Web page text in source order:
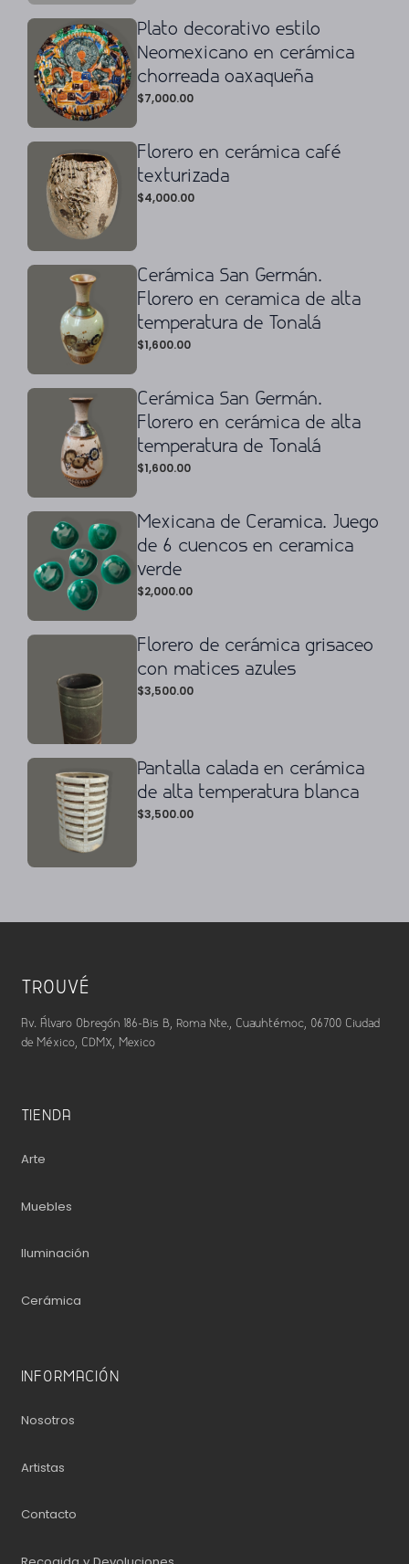
Plato decorativo estilo
Neomexicano en cerámica
chorreada oaxaqueña
$7,000.00
Florero en cerámica café
texturizada
$4,000.00
Cerámica San Germán.
Florero en ceramica de alta
temperatura de Tonalá
$1,600.00
Cerámica San Germán.
Florero en cerámica de alta
temperatura de Tonalá
$1,600.00
Mexicana de Ceramica. Juego
de 6 cuencos en ceramica
verde
$2,000.00
Florero de cerámica grisaceo
con matices azules
$3,500.00
Pantalla calada en cerámica
de alta temperatura blanca
$3,500.00
TROUVÉ
Av. Álvaro Obregón 186-Bis B, Roma Nte., Cuauhtémoc, 06700 Ciudad
de México, CDMX, Mexico
TIENDA
Arte
Muebles
Iluminación
Cerámica
INFORMACIÓN
Nosotros
Artistas
Contacto